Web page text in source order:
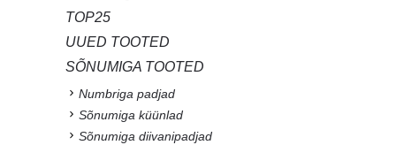
TOP25
UUED TOOTED
SÕNUMIGA TOOTED
Numbriga padjad
Sõnumiga küünlad
Sõnumiga diivanipadjad